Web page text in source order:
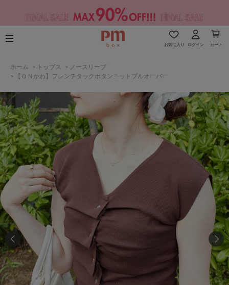
お気に入り ログイン カート
ホーム > トップス > ノースリーブ
>
【ＯＮかわ】フレンチタックボタンニットプルオーバー